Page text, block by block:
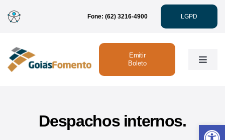
Abrir
para
conteúdo
Fone: (62) 3216-4900 LGPD
Toggle
Linhas de Crédito
Emitir
Boleto
Despachos internos.